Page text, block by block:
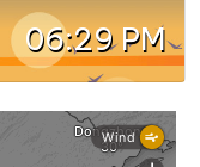
06:29 PM